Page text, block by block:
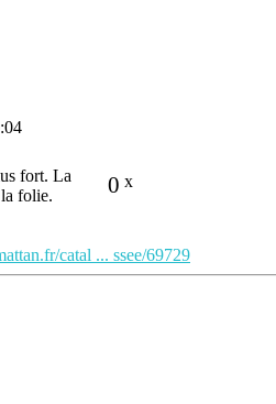
0 x
fort. La
folie.
catal ... ssee/69729